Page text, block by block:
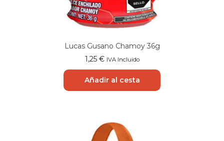
Lucas Gusano Chamoy 36g
1,25 € IVA Incluido
Añadir al cesta